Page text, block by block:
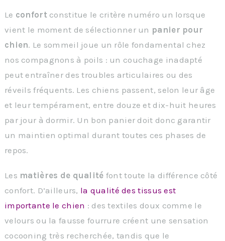
Le confortconstitue le critère numéro un lorsque
vient le moment de sélectionner un panier pour
chien. Le sommeil joue un rôle fondamental chez
nos compagnons à poils : un couchage inadapté
peut entraîner des troubles articulaires ou des
réveils fréquents. Les chiens passent, selon leur âge
et leur tempérament, entre douze et dix-huit heures
par jour à dormir. Un bon panier doit donc garantir
un maintien optimal durant toutes ces phases de
repos.
Les matières de qualité font toute la différence côté
confort. D’ailleurs, la qualité des tissus est
importante le chien : des textiles doux comme le
velours ou la fausse fourrure créent une sensation
cocooning très recherchée, tandis que le